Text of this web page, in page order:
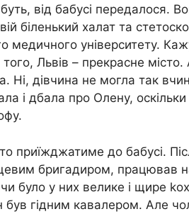
від бабусі передалося.
біленький xaлат та
медичного університету.
того, Львів – прекрасне
Ні, дівчина не могла так
і дбала про Олену, оскільки
приїжджатиме до бабусі.
бригадиром, працював
було у них велике і щире
був гідним кавалером. Але